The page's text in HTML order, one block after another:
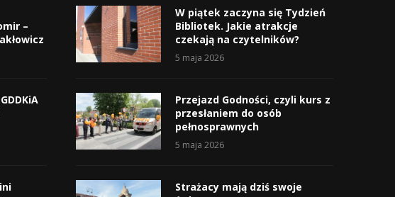
–
W piątek zaczyna się Tydzień
Bibliotek. Jakie atrakcje
czekają na czytelników?
5 maja 2026
Przejazd Godności, czyli kurs z
przesłaniem do osób
pełnosprawnych
5 maja 2026
Strażacy mają dziś swoje